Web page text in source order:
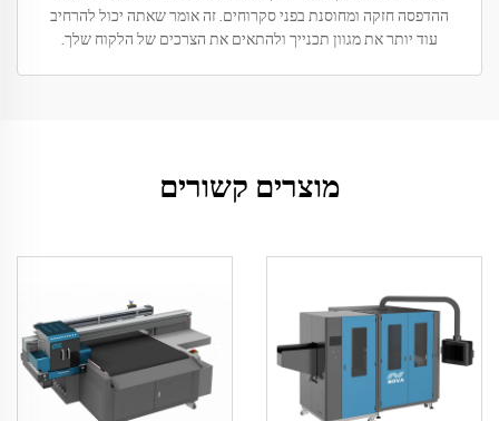
ההדפסה חזקה ומחוסנת בפני סקרוחים. זה אומר שאתה יכול להרחיב
עוד יותר את מגוון תכנייך ולהתאים את הצרכים של הלקוח שלך.
מוצרים קשורים